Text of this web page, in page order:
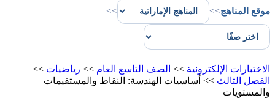
موقع المناهج>>
>>
الاختبارات الإلكترونية >> الصف التاسع العام >> رياضيات >>
الفصل الثالث >> أساسيات الهندسة: النقاط والمستقيمات
والمستويات